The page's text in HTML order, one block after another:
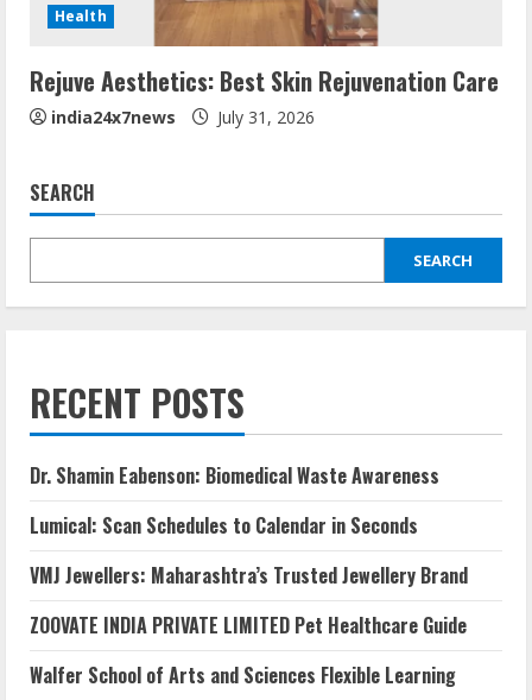
Health
Rejuve Aesthetics: Best Skin Rejuvenation Care
india24x7news July 31, 2026
SEARCH
SEARCH
RECENT POSTS
Dr. Shamin Eabenson: Biomedical Waste Awareness
Lumical: Scan Schedules to Calendar in Seconds
VMJ Jewellers: Maharashtra’s Trusted Jewellery Brand
ZOOVATE INDIA PRIVATE LIMITED Pet Healthcare Guide
Walfer School of Arts and Sciences Flexible Learning